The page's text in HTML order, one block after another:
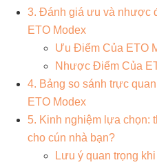
3. Đánh giá ưu và nhược
ETO Modex
Ưu Điểm Của ETO
Nhược Điểm Của
4. Bảng so sánh trực
ETO Modex
5. Kinh nghiệm lựa chọn:
cho cún nhà bạn?
Lưu ý quan trọng